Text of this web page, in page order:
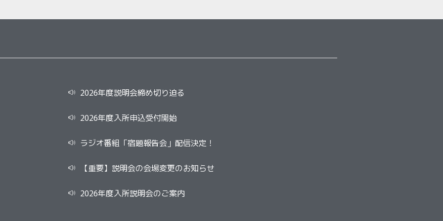
2026年度説明会締め切り迫る
2026年度入所申込受付開始
ラジオ番組「宿題報告会」配信決定！
【重要】説明会の会場変更のお知らせ
2026年度入所説明会のご案内